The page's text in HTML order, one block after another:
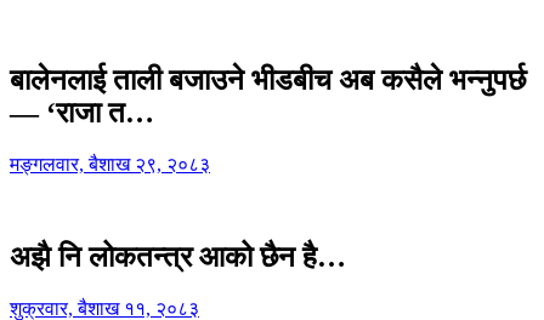
बालेनलाई ताली बजाउने भीडबीच अब कसैले भन्नुपर्छ
— ‘राजा त…
मङ्गलवार, बैशाख २९, २०८३
अझै नि लोकतन्त्र आको छैन है…
शुक्रवार, बैशाख ११, २०८३